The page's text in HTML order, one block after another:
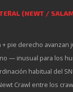
(NEWT /
+ pie derecho avanzan
— inusual para los
habitual del
Crawl entre los